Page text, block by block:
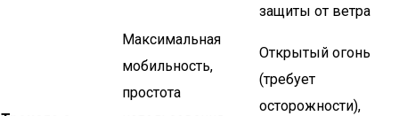
защиты от ветра
Максимальная
мобильность,
простота
Открытый огонь
(требует
осторожности),